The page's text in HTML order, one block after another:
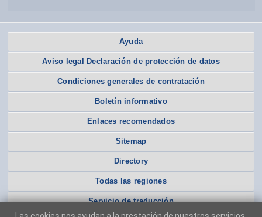
Ayuda
Aviso legal Declaración de protección de datos
Condiciones generales de contratación
Boletín informativo
Enlaces recomendados
Sitemap
Directory
Todas las regiones
Servicio de traducción